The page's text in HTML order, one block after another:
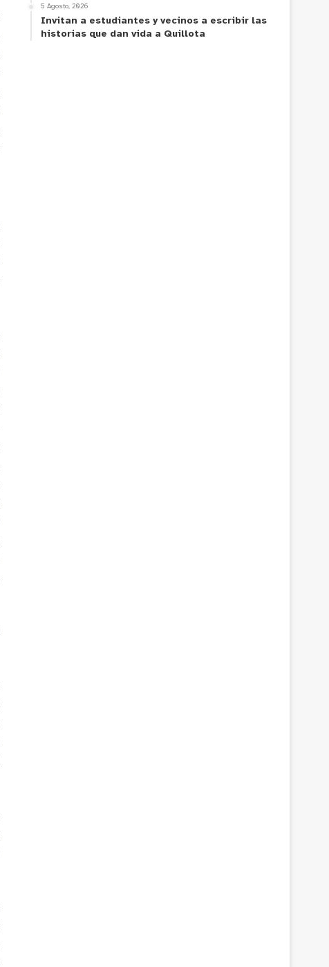
5 Agosto, 2026
Invitan a estudiantes y vecinos a escribir las
historias que dan vida a Quillota